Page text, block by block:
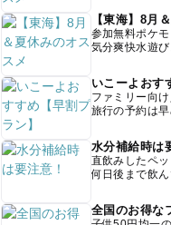
【東海】8月
参加無料ポケ
気分爽快水遊
いこーよおす
ファミリー向
旅行の予約は
水分補給時は
直飲みしたペッ
何日後まで飲
全国のお得な